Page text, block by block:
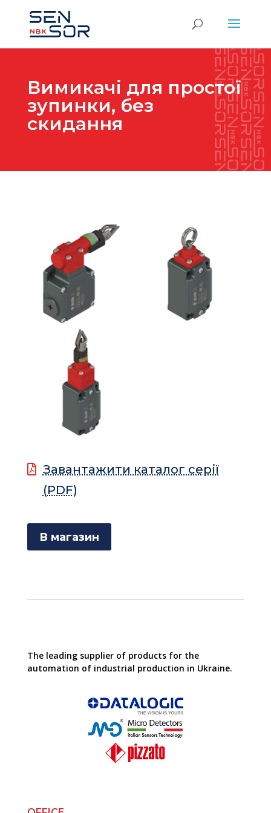
Вимикачі для простої
зупинки, без
скидання
Завантажити каталог серії
(PDF)
В магазин
The leading supplier of products for the
automation of industrial production in Ukraine.